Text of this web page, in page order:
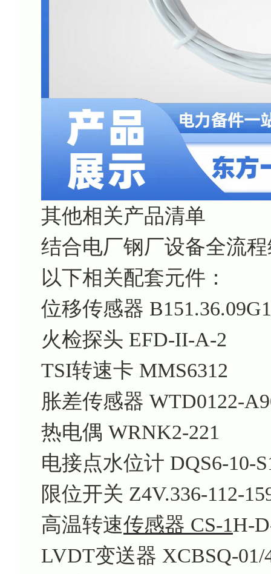
其他相关产品清单
结合电厂钢厂设备全流
以下相关配套元件：
位移传感器
火检探头 EFD-II-A-2
TSI转速卡 MMS6312
胀差传感器 WTD0122-
热电偶 WRNK2-221
电接点水位计 DQS6-10-
限位开关 Z4V.336-112-
高温转速传感器 CS-1H-
LVDT变送器 XCBSQ-01/